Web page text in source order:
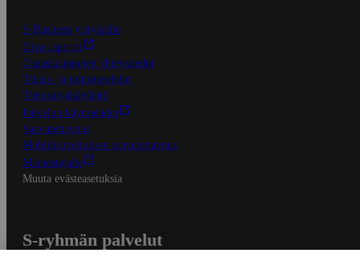
S-Business yrityksille
Oiva-raportit
Osuuskauppojen yhteystiedot
Tilaus- ja toimitusehdot
Tietosuojakäytäntö
Palvelun käyttöehdot
Saavutettavuus
Mobiilisovelluksen saavutettavuus
Mainostajalle
Muuta evästeasetuksia
S-ryhmän palvelut